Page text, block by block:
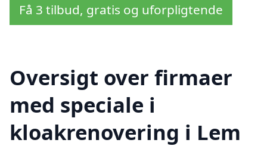
Få 3 tilbud, gratis og uforpligtende
Oversigt over firmaer
med speciale i
kloakrenovering i Lem